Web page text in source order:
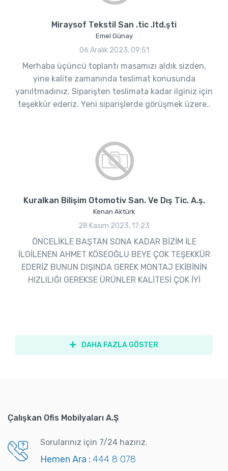
Miraysof Tekstil San .tic .ltd.şti
Emel Günay
06 Aralık 2023, 09:51
Merhaba üçüncü toplantı masamızı aldık sizden,
yine kalite zamanında teslimat konusunda
yanıltmadınız. Siparişten teslimata kadar ilginiz için
teşekkür ederiz. Yeni siparişlerde görüşmek üzere..
Kuralkan Bilişim Otomotiv San. Ve Dış Tic. A.ş.
Kenan Aktürk
28 Kasım 2023, 17:23
ÖNCELİKLE BAŞTAN SONA KADAR BİZİM İLE
İLGİLENEN AHMET KÖSEOĞLU BEYE ÇOK TEŞEKKÜR
EDERİZ BUNUN DIŞINDA GEREK MONTAJ EKİBİNİN
HIZLILIĞI GEREKSE ÜRÜNLER KALİTESİ ÇOK İYİ
DAHA FAZLA GÖSTER
Çalışkan Ofis Mobilyaları A.Ş
Sorularınız için 7/24 hazırız.
Hemen Ara : 444 8 078